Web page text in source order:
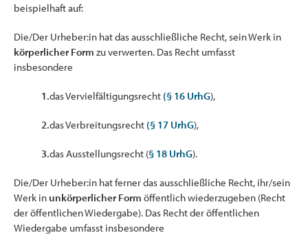
beispielhaft auf:
Die/Der Urheber:in hat das ausschließliche Recht, sein Werk in
körperlicher Form zu verwerten. Das Recht umfasst
insbesondere
1.das Vervielfältigungsrecht (§ 16 UrhG),
2.das Verbreitungsrecht (§ 17 UrhG),
3.das Ausstellungsrecht (§ 18 UrhG).
Die/Der Urheber:in hat ferner das ausschließliche Recht, ihr/sein
Werk in unkörperlicher Form öffentlich wiederzugeben (Recht
der öffentlichen Wiedergabe). Das Recht der öffentlichen
Wiedergabe umfasst insbesondere